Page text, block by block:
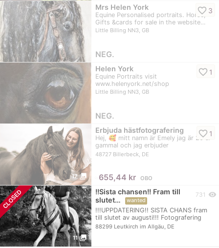
Mrs Helen York
Equine Personalised portraits. Horse,
Gifts &cards for sale in the website…
Little Billing NN3, GB
favorite_border 3
NEG.
Helen York
Equine Portraits visit
www.helenyork.net/shop
Little Billing NN3, GB
favorite_border 1
NEG.
17 photo_library
Erbjuda hästfotografering
Hej, 🥰 mitt namn är Emely jag är 20 år
gammal och jag erbjuder
hästfotografering av…
48727 Billerbeck, DE
favorite_border 1
655,44 kr OBO
CLOSED
11 photo_library
!!Sista chansen!! Fram till
slutet…
wanted
!!!UPPDATERING!! SISTA CHANS fram
till slutet av augusti!!! Fotografering
för…
88299 Leutkirch im Allgäu, DE
731 visibility